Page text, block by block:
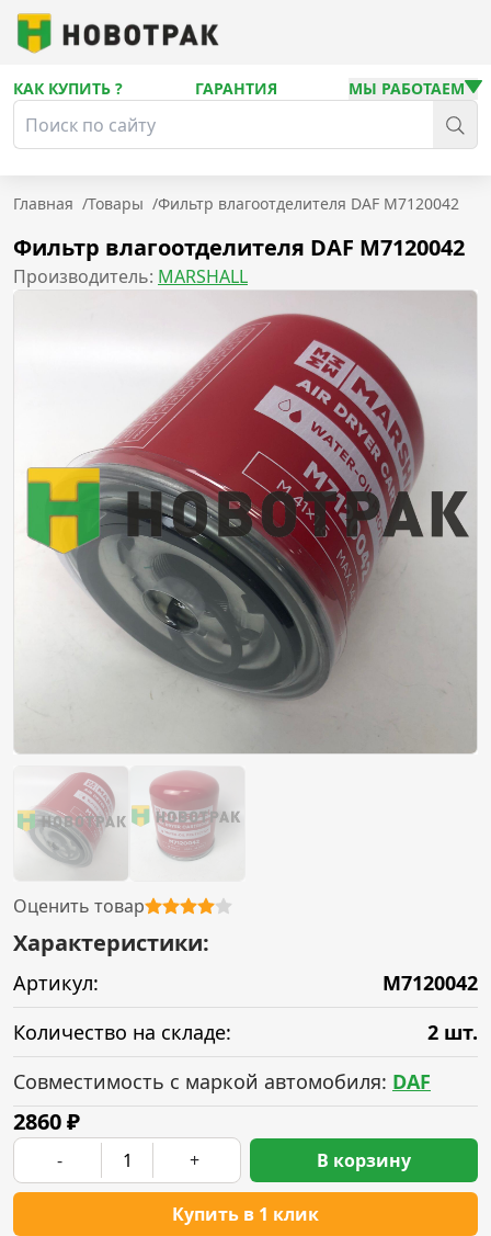
КАК КУПИТЬ ? ГАРАНТИЯ МЫ РАБОТАЕМ
Главная /Товары /Фильтр влагоотделителя DAF M7120042
Фильтр влагоотделителя DAF M7120042
Производитель: MARSHALL
Оценить товар
Характеристики:
Артикул:
M7120042
Количество на складе:
2 шт.
Совместимость с маркой автомобиля: DAF
2860₽
- +
Купить в 1 клик
В корзину